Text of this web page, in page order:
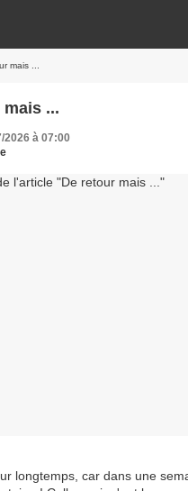
mais ...
...
2026 à 07:00
longtemps, car dans une